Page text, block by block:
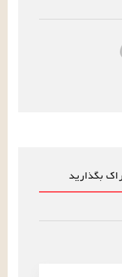
بگذارید